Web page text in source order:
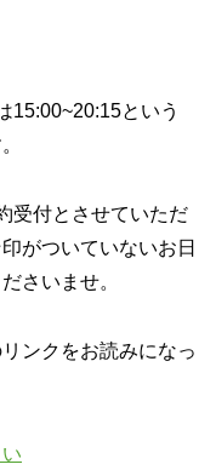
15:00~20:15という
受付とさせていただ
がついていないお日
さいませ。
ンクをお読みになっ